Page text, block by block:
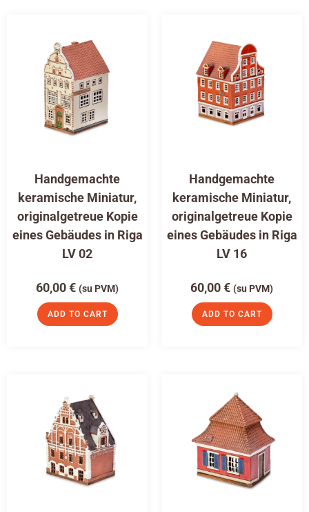
Handgemachte
keramische Miniatur,
originalgetreue Kopie
eines Gebäudes in Riga
LV 02
60,00€ (su PVM)
ADD TO CART
Handgemachte
keramische Miniatur,
originalgetreue Kopie
eines Gebäudes in Riga
LV 16
60,00€ (su PVM)
ADD TO CART